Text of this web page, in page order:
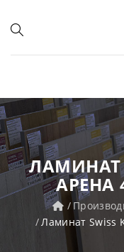
ЛАМИНАТ
АРЕНА
Ламинат Swiss